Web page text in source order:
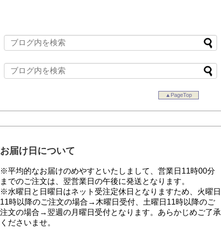
▲PageTop
お届け日について
※平均的なお届けのめやすといたしまして、営業日11時00分
までのご注文は、翌営業日の午後に発送となります。
※水曜日と日曜日はネット受注定休日となりますため、火曜日
11時以降のご注文の場合→木曜日受付、土曜日11時以降のご
注文の場合→翌週の月曜日受付となります。あらかじめご了承
くださいませ。